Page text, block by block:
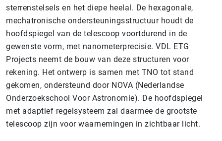
sterrenstelsels en het diepe heelal. De hexagonale,
mechatronische ondersteuningsstructuur houdt de
hoofdspiegel van de telescoop voortdurend in de
gewenste vorm, met nanometerprecisie. VDL ETG
Projects neemt de bouw van deze structuren voor
rekening. Het ontwerp is samen met TNO tot stand
gekomen, ondersteund door NOVA (Nederlandse
Onderzoekschool Voor Astronomie). De hoofdspiegel
met adaptief regelsysteem zal daarmee de grootste
telescoop zijn voor waarnemingen in zichtbaar licht.